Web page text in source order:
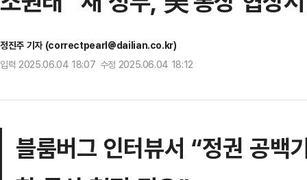
정진주 기자 (correctpearl@dailian.co.kr)
입력 2025.06.04 18:07 수정 2025.06.04 18:12
블룸버그 인터뷰서 “정권 공